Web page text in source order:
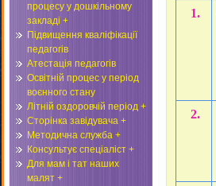
процесу у дошкільному
закладі +
Підвищення кваліфікації
педагогів
Атестація педагогів
Освітній процес у період
воєнного стану
Літній оздоровчій період +
Сторінка завідувача +
Методична служба +
Консультує спеціаліст +
Для мам і тат наших
малят +
1.
2.